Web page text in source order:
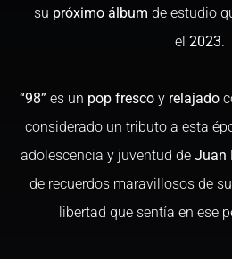
su próximo álbum de estudio
el 2023.
“98” es un pop frescoy relajado
considerado un tributo a esta
adolescencia y juventud de Juan
de recuerdos maravillosos de
libertad que sentía en ese